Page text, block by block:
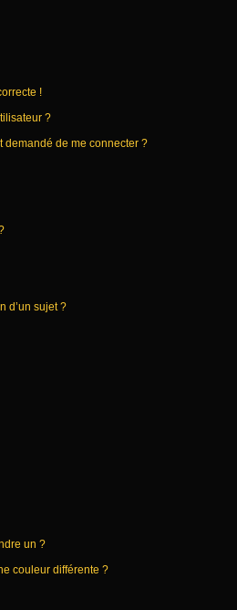
!
?
demandé de me connecter ?
d’un sujet ?
un ?
couleur différente ?